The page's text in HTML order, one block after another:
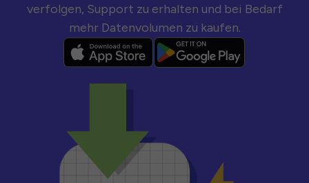
verfolgen, Support zu erhalten und bei Bedarf
mehr Datenvolumen zu kaufen.